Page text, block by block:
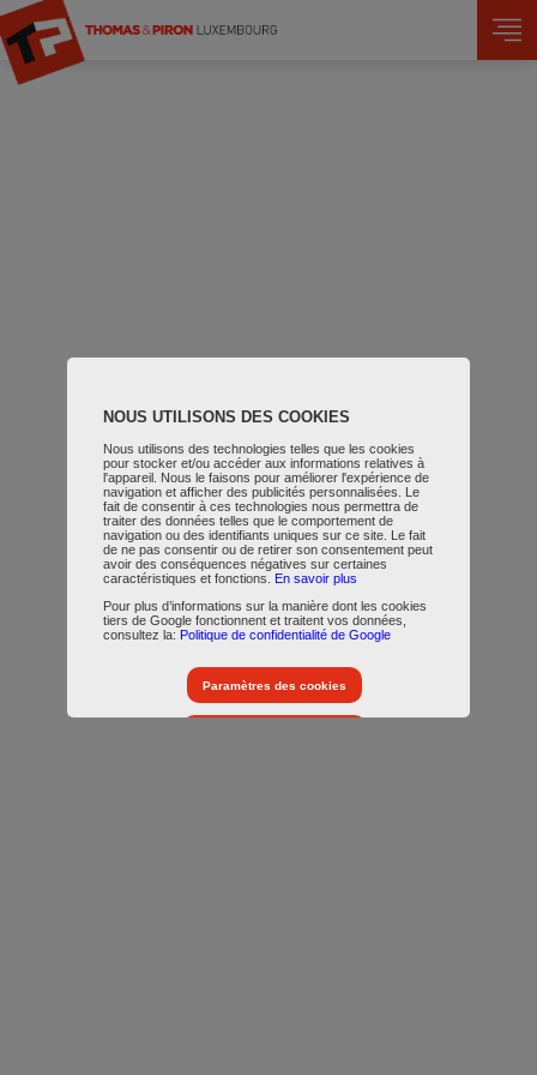
Skip to main content
NOUS UTILISONS DES COOKIES
Nous utilisons des technologies telles que les cookies
pour stocker et/ou accéder aux informations relatives à
l'appareil. Nous le faisons pour améliorer l'expérience de
navigation et afficher des publicités personnalisées. Le
fait de consentir à ces technologies nous permettra de
traiter des données telles que le comportement de
navigation ou des identifiants uniques sur ce site. Le fait
de ne pas consentir ou de retirer son consentement peut
avoir des conséquences négatives sur certaines
caractéristiques et fonctions. En savoir plus
Pour plus d’informations sur la manière dont les cookies
tiers de Google fonctionnent et traitent vos données,
consultez la: Politique de confidentialité de Google
Paramètres des cookies